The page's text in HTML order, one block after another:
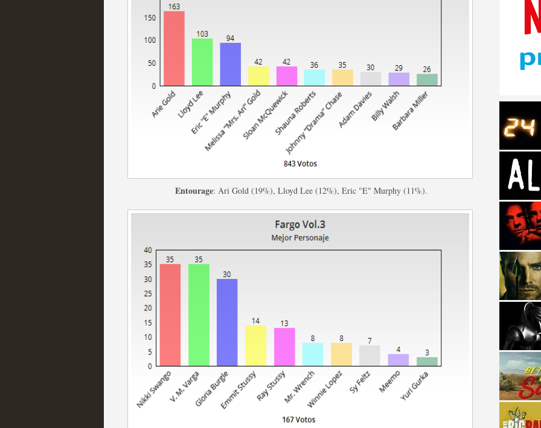
Las temporadas de pilotos de Amazon
MOLTISANTI
Galería con los Mejores Personajes de Series de
Televisión
MOLTISANTI
Las productoras de las estrellas de cine y
televisión
MOLTISANTI
Recomendación de la semana
Entourage: Ari Gold (19%), Lloyd Lee (12%), Eric "E" Murphy (11%).